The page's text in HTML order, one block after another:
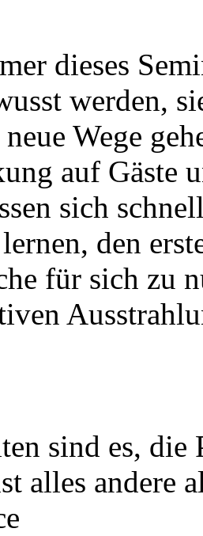
dieses
werden,
Wege
auf Gäste
sich
den
für sich zu
sind es, die
alles andere